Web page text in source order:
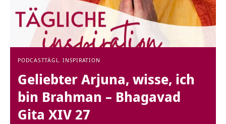
PODCASTTÄGL. INSPIRATION
Geliebter Arjuna, wisse, ich
bin Brahman – Bhagavad
Gita XIV 27